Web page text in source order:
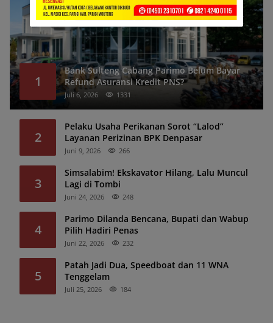
1
Bank Sulteng Cabang Parimo Belum Bayar
Refund Asuransi Kredit PNS?
Juli 6, 2026 1331
2
Pelaku Usaha Perikanan Sorot “Lalod”
Layanan Perizinan BPK Denpasar
Juni 9, 2026 266
3
Simsalabim! Ekskavator Hilang, Lalu Muncul
Lagi di Tombi
Juni 24, 2026 248
4
Parimo Dilanda Bencana, Bupati dan Wabup
Pilih Hadiri Penas
Juni 22, 2026 232
5
Patah Jadi Dua, Speedboat dan 11 WNA
Tenggelam
Juli 25, 2026 184